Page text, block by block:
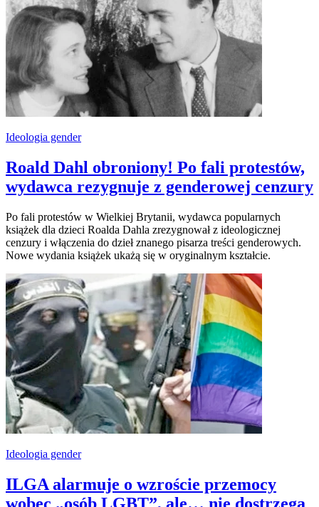
Ideologia gender
Roald Dahl obroniony! Po fali protestów,
wydawca rezygnuje z genderowej cenzury
Po fali protestów w Wielkiej Brytanii, wydawca popularnych
książek dla dzieci Roalda Dahla zrezygnował z ideologicznej
cenzury i włączenia do dzieł znanego pisarza treści genderowych.
Nowe wydania książek ukażą się w oryginalnym kształcie.
Ideologia gender
ILGA alarmuje o wzroście przemocy